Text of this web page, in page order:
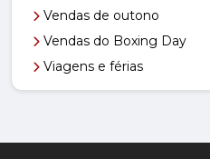
Vendas de outono
Vendas do Boxing Day
Viagens e férias